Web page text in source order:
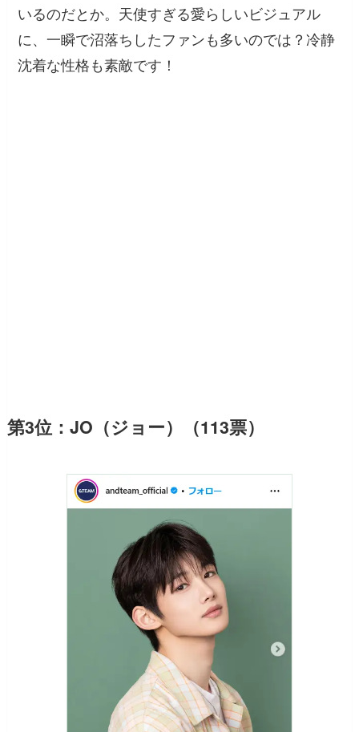
いるのだとか。天使すぎる愛らしいビジュアル
に、一瞬で沼落ちしたファンも多いのでは？冷静
沈着な性格も素敵です！
第3位：JO（ジョー）（113票）